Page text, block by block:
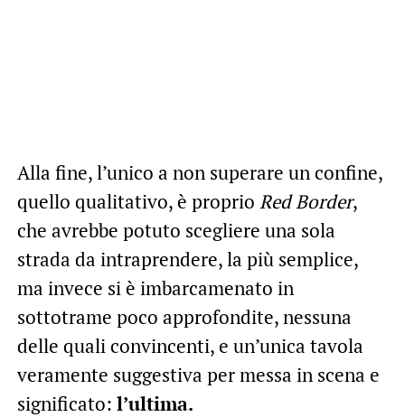
Alla fine, l’unico a non superare un confine,
quello qualitativo, è proprio Red Border,
che avrebbe potuto scegliere una sola
strada da intraprendere, la più semplice,
ma invece si è imbarcamenato in
sottotrame poco approfondite, nessuna
delle quali convincenti, e un’unica tavola
veramente suggestiva per messa in scena e
significato: l’ultima.